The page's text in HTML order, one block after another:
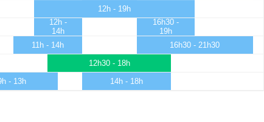
12h - 19h
12h -
14h
16h30 -
19h
11h - 14h 16h30 - 21h30
12h30 - 18h
- 13h 14h - 18h